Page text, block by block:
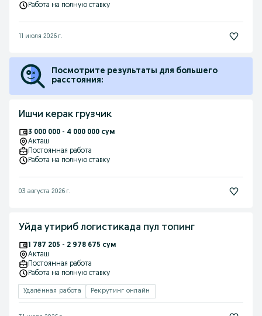
Работа на полную ставку
11 июля 2026 г.
Посмотрите результаты для большего
расстояния:
Ишчи керак грузчик
3 000 000 - 4 000 000 сум
Акташ
Постоянная работа
Работа на полную ставку
03 августа 2026 г.
Уйда утириб логистикада пул топинг
1 787 205 - 2 978 675 сум
Акташ
Постоянная работа
Работа на полную ставку
Удалённая работа Рекрутинг онлайн